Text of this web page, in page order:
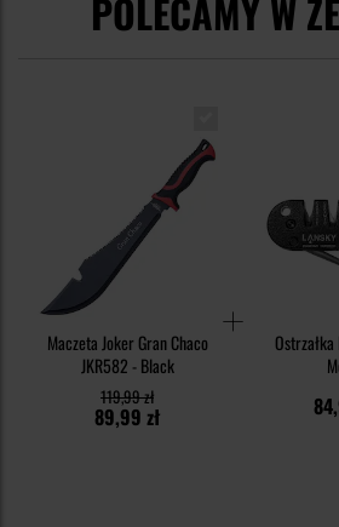
POLECAMY W
Maczeta Joker Gran Chaco
JKR582 - Black
89,99 zł
119,99 zł